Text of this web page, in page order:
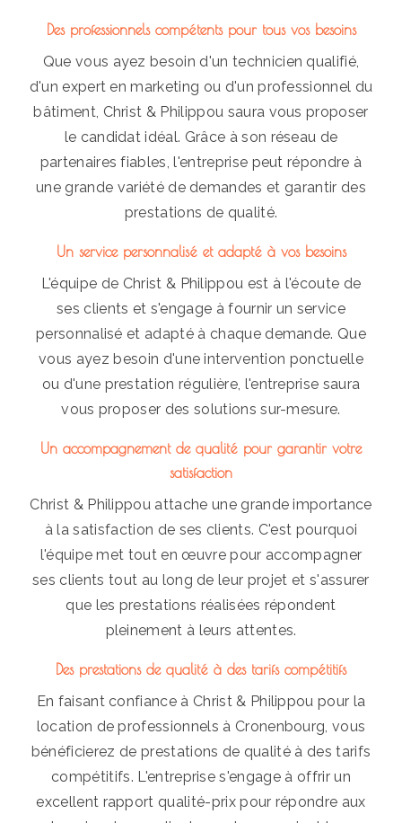
Des professionnels compétents pour tous vos besoins
Que vous ayez besoin d'un technicien qualifié,
d'un expert en marketing ou d'un professionnel du
bâtiment, Christ & Philippou saura vous proposer
le candidat idéal. Grâce à son réseau de
partenaires fiables, l'entreprise peut répondre à
une grande variété de demandes et garantir des
prestations de qualité.
Un service personnalisé et adapté à vos besoins
L'équipe de Christ & Philippou est à l'écoute de
ses clients et s'engage à fournir un service
personnalisé et adapté à chaque demande. Que
vous ayez besoin d'une intervention ponctuelle
ou d'une prestation régulière, l'entreprise saura
vous proposer des solutions sur-mesure.
Un accompagnement de qualité pour garantir votre
satisfaction
Christ & Philippou attache une grande importance
à la satisfaction de ses clients. C'est pourquoi
l'équipe met tout en œuvre pour accompagner
ses clients tout au long de leur projet et s'assurer
que les prestations réalisées répondent
pleinement à leurs attentes.
Des prestations de qualité à des tarifs compétitifs
En faisant confiance à Christ & Philippou pour la
location de professionnels à Cronenbourg, vous
bénéficierez de prestations de qualité à des tarifs
compétitifs. L'entreprise s'engage à offrir un
excellent rapport qualité-prix pour répondre aux